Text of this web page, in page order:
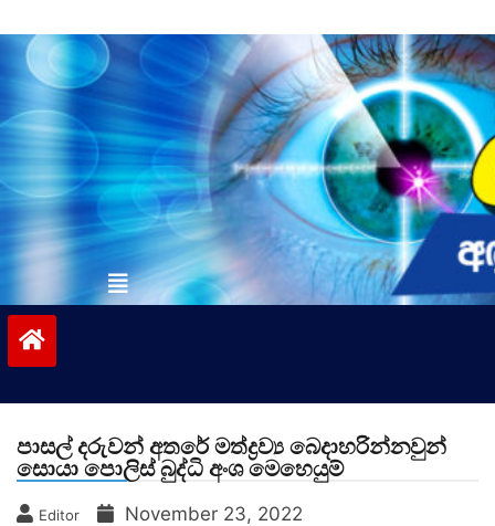
to
contentvinivida.lk
පාසල් දරුවන් අතරේ මත්ද්‍රව්‍ය බෙදාහරින්නවුන්
සොයා පොලිස් බුද්ධි අංශ මෙහෙයුම්
Editor November 23, 2022